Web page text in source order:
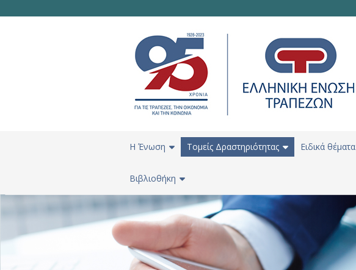
H Ένωση Τομείς Δραστηριότητας Ειδικά θέματα
Βιβλιοθήκη